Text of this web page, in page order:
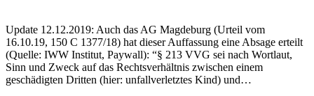
Update 12.12.2019: Auch das AG Magdeburg (Urteil vom
16.10.19, 150 C 1377/18) hat dieser Auffassung eine Absage erteilt
(Quelle: IWW Institut, Paywall): “§ 213 VVG sei nach Wortlaut,
Sinn und Zweck auf das Rechtsverhältnis zwischen einem
geschädigten Dritten (hier: unfallverletztes Kind) und…